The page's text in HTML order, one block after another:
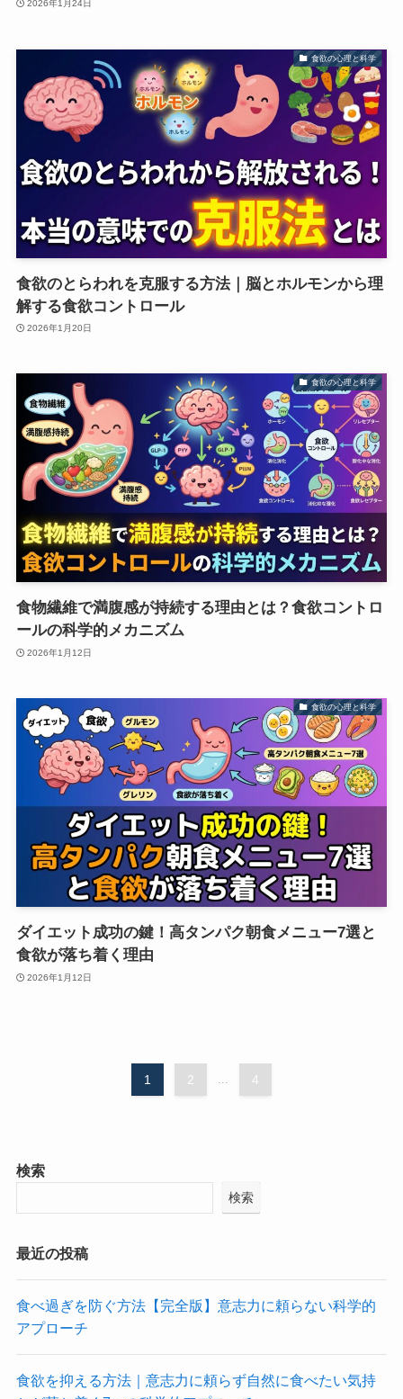
2026年1月24日
食欲の心理と科学
食欲のとらわれを克服する方法｜脳とホルモンから理
解する食欲コントロール
2026年1月20日
食欲の心理と科学
食物繊維で満腹感が持続する理由とは？食欲コントロ
ールの科学的メカニズム
2026年1月12日
食欲の心理と科学
ダイエット成功の鍵！高タンパク朝食メニュー7選と
食欲が落ち着く理由
2026年1月12日
1 2 ... 4
検索
検索
最近の投稿
食べ過ぎを防ぐ方法【完全版】意志力に頼らない科学的
アプローチ
食欲を抑える方法｜意志力に頼らず自然に食べたい気持